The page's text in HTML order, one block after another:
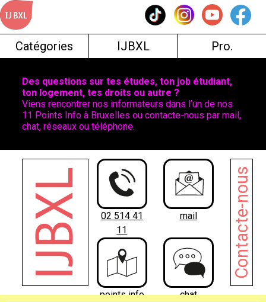
Skip
to
content
Catégories IJBXL Pro.
Des questions sur tes études, ton job étudiant,
ton logement, tes droits ou autre ?
Viens rencontrer nos informateurs dans l’un de nos
11 Points Info à Bruxelles ou contacte-nous par mail,
chat, réseaux ou téléphone.
02 514 41
11
mail
points info chat
Contacte-nous